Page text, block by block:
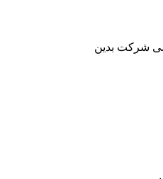
شرکت بدین